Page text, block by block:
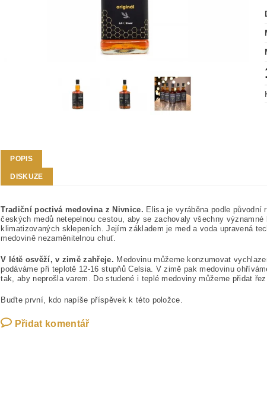
POPIS
DISKUZE
Tradiční poctivá medovina z Nivnice. Elisa je vyráběna podle původní
českých medů netepelnou cestou, aby se zachovaly všechny
klimatizovaných sklepeních. Jejím základem je med a voda upravená
medovině nezaměnitelnou chuť.
V létě osvěží, v zimě zahřeje. Medovinu můžeme konzumovat
podáváme při teplotě 12-16 stupňů Celsia. V zimě pak medovinu
tak, aby neprošla varem. Do studené i teplé medoviny můžeme přidat řez
Buďte první, kdo napíše příspěvek k této položce.
Přidat komentář